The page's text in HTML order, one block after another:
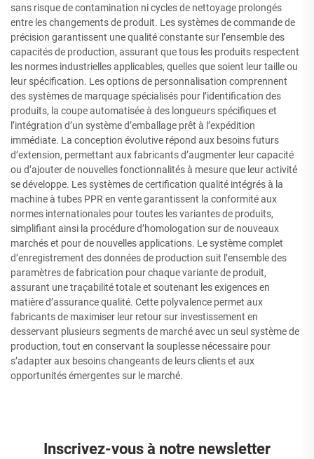
sans risque de contamination ni cycles de nettoyage prolongés
entre les changements de produit. Les systèmes de commande de
précision garantissent une qualité constante sur l’ensemble des
capacités de production, assurant que tous les produits respectent
les normes industrielles applicables, quelles que soient leur taille ou
leur spécification. Les options de personnalisation comprennent
des systèmes de marquage spécialisés pour l’identification des
produits, la coupe automatisée à des longueurs spécifiques et
l’intégration d’un système d’emballage prêt à l’expédition
immédiate. La conception évolutive répond aux besoins futurs
d’extension, permettant aux fabricants d’augmenter leur capacité
ou d’ajouter de nouvelles fonctionnalités à mesure que leur activité
se développe. Les systèmes de certification qualité intégrés à la
machine à tubes PPR en vente garantissent la conformité aux
normes internationales pour toutes les variantes de produits,
simplifiant ainsi la procédure d’homologation sur de nouveaux
marchés et pour de nouvelles applications. Le système complet
d’enregistrement des données de production suit l’ensemble des
paramètres de fabrication pour chaque variante de produit,
assurant une traçabilité totale et soutenant les exigences en
matière d’assurance qualité. Cette polyvalence permet aux
fabricants de maximiser leur retour sur investissement en
desservant plusieurs segments de marché avec un seul système de
production, tout en conservant la souplesse nécessaire pour
s’adapter aux besoins changeants de leurs clients et aux
opportunités émergentes sur le marché.
Inscrivez-vous à notre newsletter